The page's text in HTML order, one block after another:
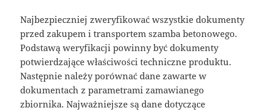
Najbezpieczniej zweryfikować wszystkie dokumenty
przed zakupem i transportem szamba betonowego.
Podstawą weryfikacji powinny być dokumenty
potwierdzające właściwości techniczne produktu.
Następnie należy porównać dane zawarte w
dokumentach z parametrami zamawianego
zbiornika. Najważniejsze są dane dotyczące